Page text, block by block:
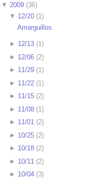
▼ 2009 (36)
▼ 12/20(1)
Amarguillos
► 12/13(1)
► 12/06(2)
► 11/29(1)
► 11/22(1 )
► 11/15(2)
► 11/08(1 )
► 11/01(2)
► 10/25(2)
► 10/18(2)
► 10/11 (2)
► 10/04(3)